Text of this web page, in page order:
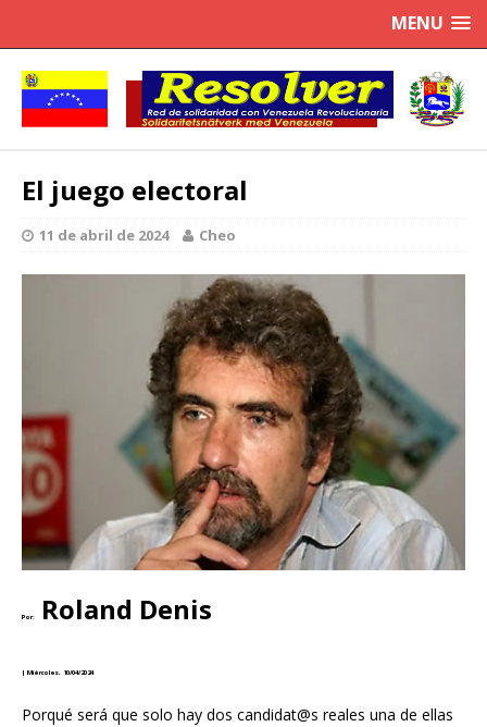
MENU
El juego electoral
11 de abril de 2024 Cheo
Por: Roland Denis
| Miércoles, 10/04/2024
Porqué será que solo hay dos candidat@s reales una de ellas